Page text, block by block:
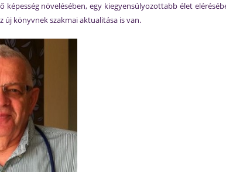
képesség növelésében, egy kiegyensúlyozottabb élet
új könyvnek szakmai aktualitása is van.